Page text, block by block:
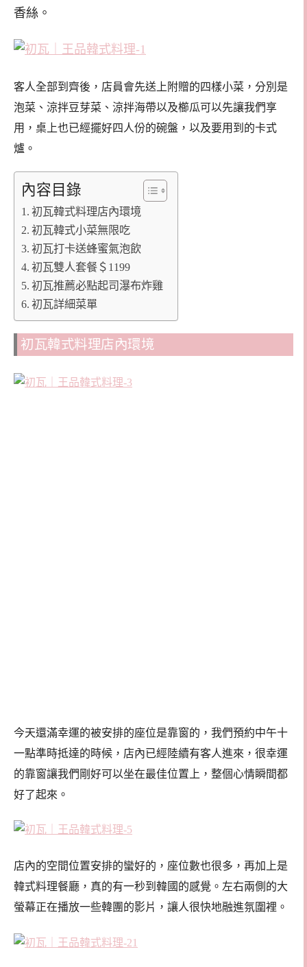
香絲。
客人全部到齊後，店員會先送上附贈的四樣小菜，分別是
泡菜、涼拌豆芽菜、涼拌海帶以及櫛瓜可以先讓我們享
用，桌上也已經擺好四人份的碗盤，以及要用到的卡式
爐。
內容目錄
初瓦韓式料理店內環境
初瓦韓式小菜無限吃
初瓦打卡送蜂蜜氣泡飲
初瓦雙人套餐＄1199
初瓦推薦必點起司瀑布炸雞
初瓦詳細菜單
初瓦韓式料理店內環境
今天還滿幸運的被安排的座位是靠窗的，我們預約中午十
一點準時抵達的時候，店內已經陸續有客人進來，很幸運
的靠窗讓我們剛好可以坐在最佳位置上，整個心情瞬間都
好了起來。
店內的空間位置安排的蠻好的，座位數也很多，再加上是
韓式料理餐廳，真的有一秒到韓國的感覺。左右兩側的大
螢幕正在播放一些韓團的影片，讓人很快地融進氛圍裡。